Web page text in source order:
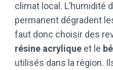
climat local. L’humidité
permanent dégradent
faut donc choisir des
résine acrylique et le
utilisés dans la région.